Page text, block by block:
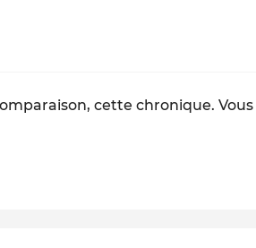
cette chronique.